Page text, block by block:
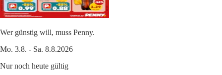
Wer günstig will, muss Penny.
Mo. 3.8. - Sa. 8.8.2026
Nur noch heute gültig